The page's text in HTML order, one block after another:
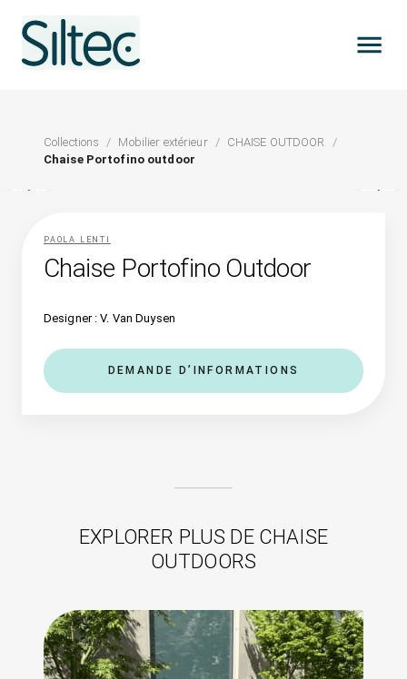
Collections / Mobilier extérieur / CHAISE OUTDOOR
/
Chaise Portofino outdoor
PAOLA LENTI
Chaise Portofino Outdoor
Designer : V. Van Duysen
DEMANDE D’INFORMATIONS
EXPLORER PLUS DE CHAISE
OUTDOORS